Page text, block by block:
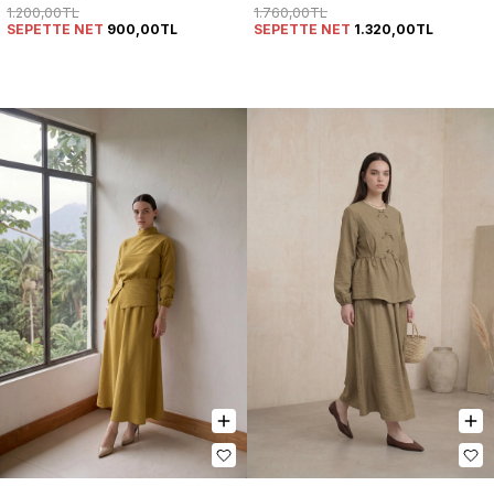
1.200,00TL
SEPETTE NET 900,00TL
1.760,00TL
SEPETTE NET 1.320,00TL